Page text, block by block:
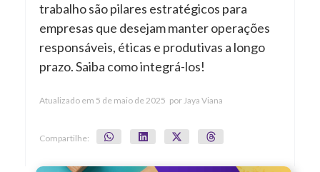
trabalho são pilares estratégicos para
empresas que desejam manter operações
responsáveis, éticas e produtivas a longo
prazo. Saiba como integrá-los!
Atualizado em 5 de maio de 2025 porJaya Viana
Compartilhe: